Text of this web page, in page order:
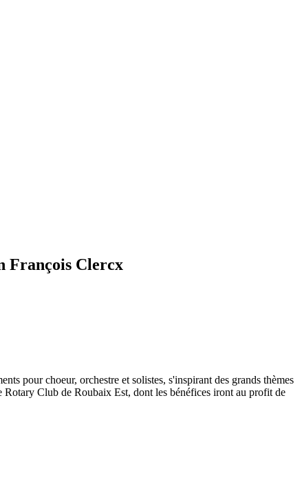
François Clercx
pour choeur, orchestre et solistes, s'inspirant des grands thèmes
Club de Roubaix Est, dont les bénéfices iront au profit de